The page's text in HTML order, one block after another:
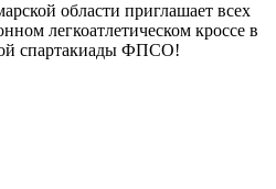
области приглашает всех
легкоатлетическом кроссе в
спартакиады ФПСО!